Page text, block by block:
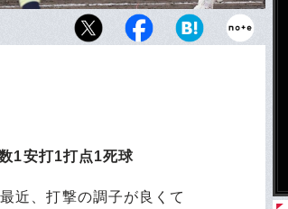
大阪桐蔭でDHを担った谷渕瑛仁。準々決勝の英
1安打1打点1死球
近、打撃の調子が良くて